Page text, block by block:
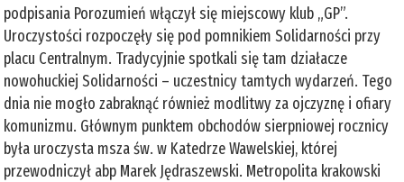
podpisania Porozumień włączył się miejscowy klub „GP”.
Uroczystości rozpoczęły się pod pomnikiem Solidarności przy
placu Centralnym. Tradycyjnie spotkali się tam działacze
nowohuckiej Solidarności – uczestnicy tamtych wydarzeń. Tego
dnia nie mogło zabraknąć również modlitwy za ojczyznę i ofiary
komunizmu. Głównym punktem obchodów sierpniowej rocznicy
była uroczysta msza św. w Katedrze Wawelskiej, której
przewodniczył abp Marek Jędraszewski. Metropolita krakowski